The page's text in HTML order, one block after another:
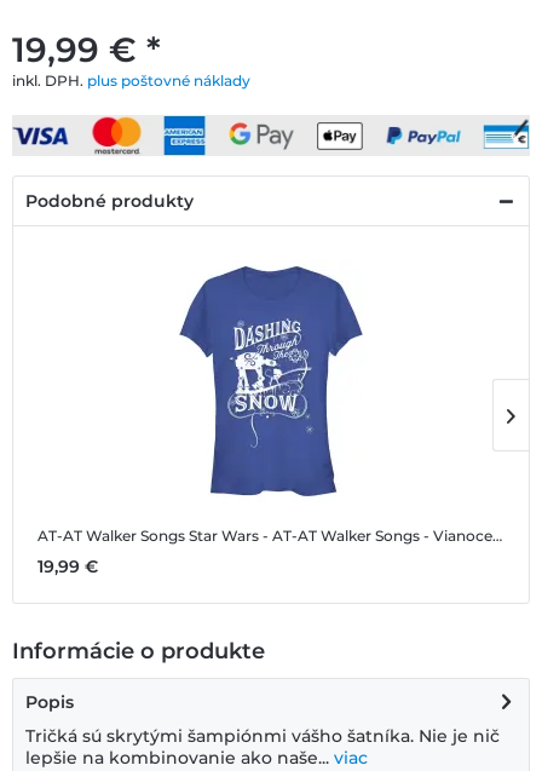
19,99 € *
inkl. DPH. plus poštovné náklady
Podobné produkty
AT-AT Walker Songs Star Wars - AT-AT Walker Songs - Vianoce - Dámske Tričko
19,99 €
Informácie o produkte
Popis
Tričká sú skrytými šampiónmi vášho šatníka. Nie je nič
lepšie na kombinovanie ako naše... viac